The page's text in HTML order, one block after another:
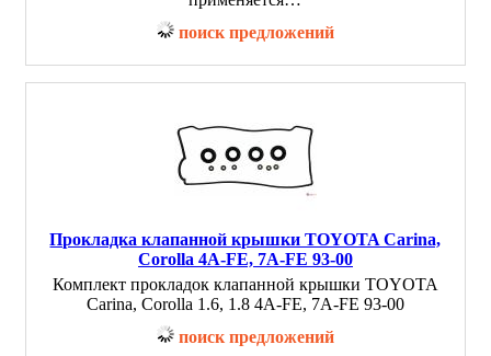
поиск предложений
Прокладка клапанной крышки TOYOTA Carina,
Corolla 4A-FE, 7A-FE 93-00
Комплект прокладок клапанной крышки TOYOTA
Carina, Corolla 1.6, 1.8 4A-FE, 7A-FE 93-00
поиск предложений